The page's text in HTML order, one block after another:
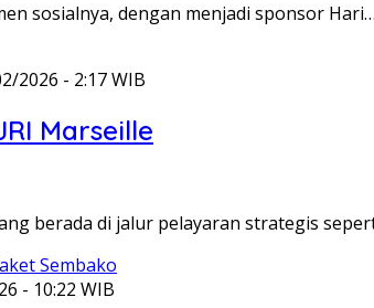
sosialnya, dengan menjadi sponsor Hari…
2026 - 2:17 WIB
Marseille
berada di jalur pelayaran strategis
- 10:22 WIB